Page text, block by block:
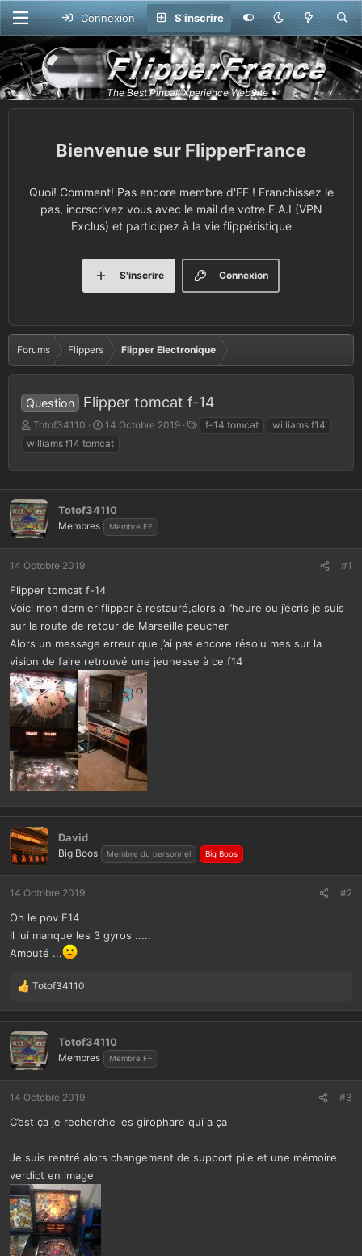
Connexion S'inscrire
FlipperFrance
Quoi! Comment! Pas encore membre d'FF ! Franchissez le
pas, incrscrivez vous avec le mail de votre F.A.I (VPN
Exclus) et participez à la vie flippéristique
Connexion
S'inscrire
Forums Flippers Flipper Electronique
Question Flipper tomcat f-14
A
u
t
d
e
l
d
s
c
u
s
i
o
n
Totof34110
D
a
t
d
b
14 Octobre 2019 f-14 tomcat
williams f14
williams f14 tomcat
Totof34110
Membres Membre FF
14 Octobre 2019 #1
Flipper tomcat f-14
Voici mon dernier flipper à restauré,alors a l’heure ou j’écris je suis
sur la route de retour de Marseille peucher
Alors un message erreur que j’ai pas encore résolu mes sur la
vision de faire retrouvé une jeunesse à ce f14
David
Big Boos Membre du personnel Big Boos
14 Octobre 2019 #2
Oh le pov F14
Il lui manque les 3 gyros .....
Amputé ...
L
s
r
é
a
c
t
o
Totof34110
Totof34110
Membres Membre FF
14 Octobre 2019 #3
C’est ça je recherche les girophare qui a ça
Je suis rentré alors changement de support pile et une mémoire
verdict en image